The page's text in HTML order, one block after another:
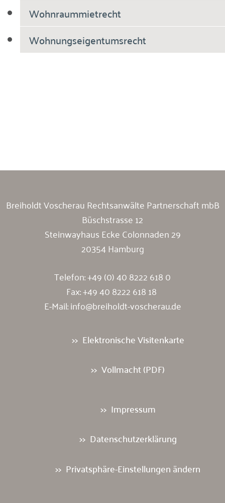
Wohnraummietrecht
Wohnungseigentumsrecht
Breiholdt Voscherau Rechtsanwälte Partnerschaft mbB
Büschstrasse 12
Steinwayhaus Ecke Colonnaden 29
20354 Hamburg
Telefon:+49 (0) 40 8222 618 0
Fax: +49 40 8222 618 18
E-Mail:info@breiholdt-voscherau.de
Elektronische Visitenkarte
Vollmacht (PDF)
Impressum
Datenschutzerklärung
Privatsphäre-Einstellungen ändern